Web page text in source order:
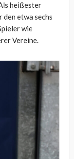
heißester
etwa sechs
wie
Vereine.